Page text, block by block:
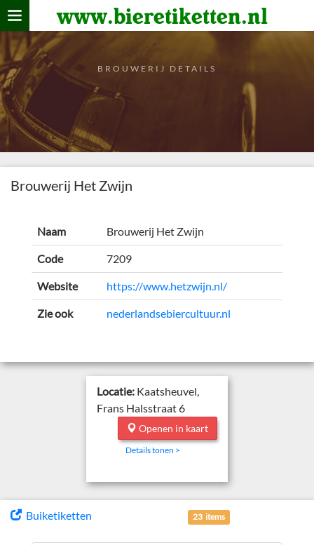
www.bieretiketten.nl
Home
verzamelen
De bierkaart
Bezoekers
BROUWERIJ DETAILS
Brouwerij Het Zwijn
Naam Brouwerij Het Zwijn
Code 7209
Website https://www.hetzwijn.nl/
Zie ook nederlandsebiercultuur.nl
Locatie: Kaatsheuvel,
Frans Halsstraat 6
Openen in kaart
Details tonen >
Buiketiketten 23 items